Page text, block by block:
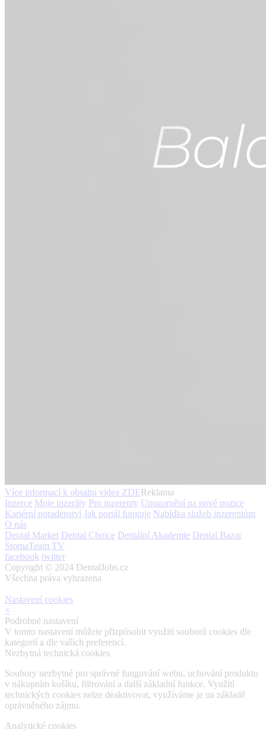
Více informací k obsahu videa ZDEReklama
Inzerce Moje inzeráty Pro inzerenty Upozornění na nové pozice
Kariérní poradenství Jak portál funguje Nabídka služeb inzerentům
O nás
Dental Market Dental Choice Dentální Akademie Dental Bazar
StomaTeam TV
facebook twitter
Copyright © 2024 DentalJobs.cz
Všechna práva vyhrazena
Nastavení cookies
×
Podrobné nastavení
V tomto nastavení můžete přizpůsobit využití souborů cookies dle
kategorií a dle vašich preferencí.
Nezbytná technická cookies
Soubory nezbytné pro správné fungování webu, uchování produktu
v nákupním košíku, filtrování a další základní funkce. Využití
technických cookies nelze deaktivovat, využíváme je na základě
oprávněného zájmu.
Analytické cookies